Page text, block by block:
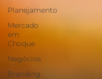
Planejamento
Mercado
em
Choque
Negócios
Branding